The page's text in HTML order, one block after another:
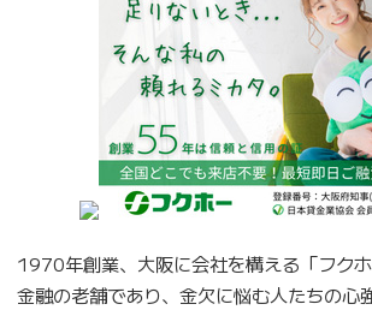
1970年創業、大阪に会社を構える「フク
金融の老舗であり、金欠に悩む人たちの心